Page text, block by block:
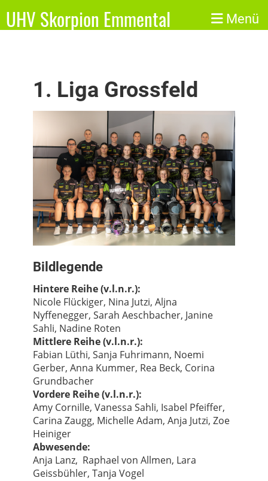
UHV Skorpion Emmental Menü
1. Liga Grossfeld
Bildlegende
Hintere Reihe (v.l.n.r.):
Nicole Flückiger, Nina Jutzi, Aljna
Nyffenegger, Sarah Aeschbacher, Janine
Sahli, Nadine Roten
Mittlere Reihe (v.l.n.r.):
Fabian Lüthi, Sanja Fuhrimann, Noemi
Gerber, Anna Kummer, Rea Beck, Corina
Grundbacher
Vordere Reihe (v.l.n.r.):
Amy Cornille, Vanessa Sahli, Isabel Pfeiffer,
Carina Zaugg, Michelle Adam, Anja Jutzi, Zoe
Heiniger
Abwesende:
Anja Lanz, Raphael von Allmen, Lara
Geissbühler, Tanja Vogel